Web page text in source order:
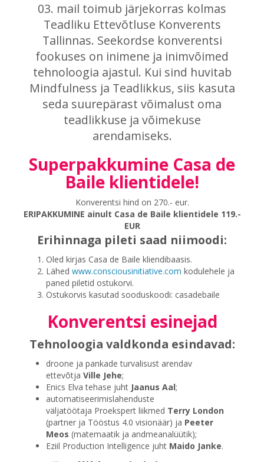
03. mail toimub järjekorras kolmas
Teadliku Ettevõtluse Konverents
Tallinnas. Seekordse konverentsi
fookuses on inimene ja inimvõimed
tehnoloogia ajastul. Kui sind huvitab
Mindfulness ja Teadlikkus, siis kasuta
seda suurepärast võimalust oma
teadlikkuse ja võimekuse
arendamiseks.
Superpakkumine Casa de
Baile klientidele!
Konverentsi hind on 270.- eur.
ERIPAKKUMINE ainult Casa de Baile klientidele 119.-
EUR
Erihinnaga pileti saad niimoodi:
Oled kirjas Casa de Baile kliendibaasis.
Lähed www.consciousinitiative.com kodulehele ja
paned piletid ostukorvi.
Ostukorvis kasutad sooduskoodi: casadebaile
Konverentsi esinejad
Tehnoloogia valdkonda esindavad:
droone ja pankade turvalisust arendav
ettevõtja Ville Jehe;
Enics Elva tehase juht Jaanus Aal;
automatiseerimislahenduste
väljatöötaja Proekspert liikmed Terry London
(partner ja Tööstus 4.0 visionäär) ja Peeter
Meos (matemaatik ja andmeanalüütik);
Eziil Production Intelligence juht Maido Janke.